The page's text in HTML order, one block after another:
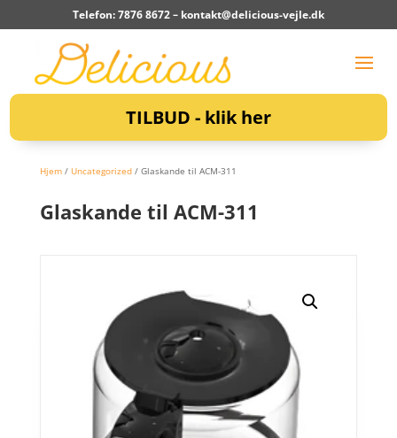
Telefon: 7876 8672 – kontakt@delicious-vejle.dk
TILBUD - klik her
Hjem/ Uncategorized/ Glaskande til ACM-311
Glaskande til ACM-311